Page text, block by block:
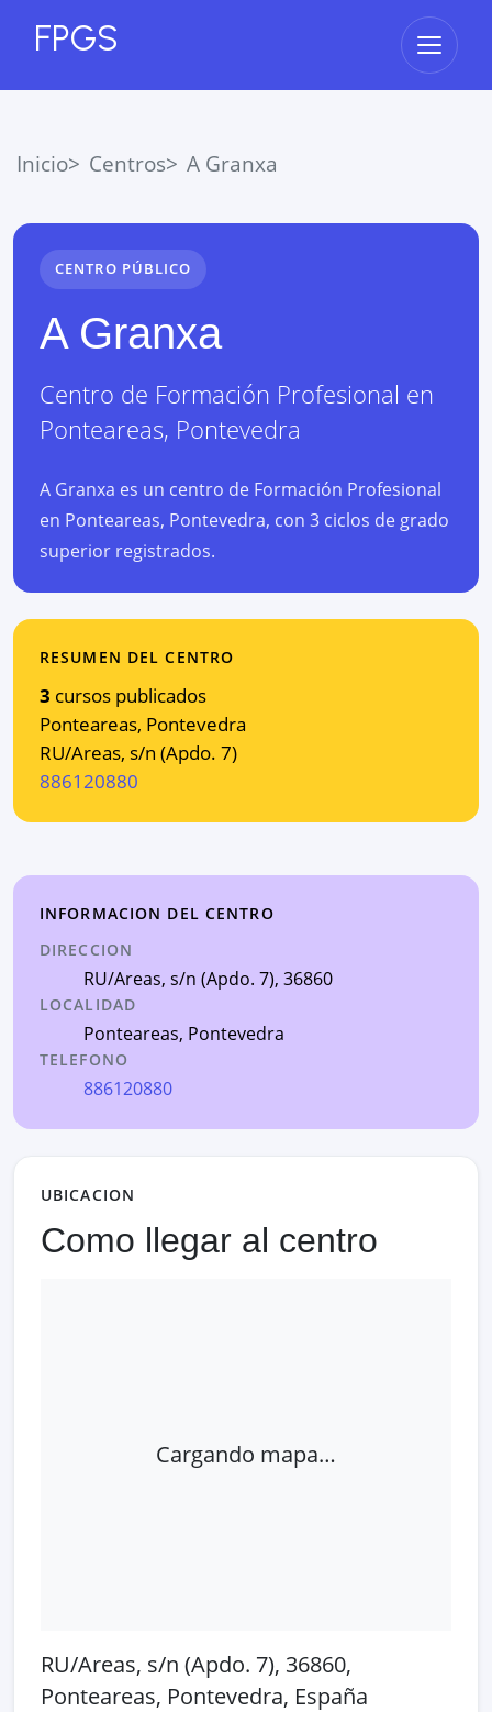
FPGS Abrir
Inicio Centros A Granxa
CENTRO PÚBLICO
A Granxa
Centro de Formación Profesional en
Ponteareas, Pontevedra
A Granxa es un centro de Formación Profesional
en Ponteareas, Pontevedra, con 3 ciclos de grado
superior registrados.
RESUMEN DEL CENTRO
3 cursos publicados
Ponteareas, Pontevedra
RU/Areas, s/n (Apdo. 7)
886120880
INFORMACION DEL CENTRO
DIRECCION
RU/Areas, s/n (Apdo. 7), 36860
LOCALIDAD
Ponteareas, Pontevedra
TELEFONO
886120880
UBICACION
Como llegar al centro
Cargando mapa…
RU/Areas, s/n (Apdo. 7), 36860,
Ponteareas, Pontevedra, España